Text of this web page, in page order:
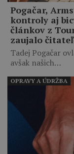
Pogačar,
kontroly aj
článkov z
zaujalo
Tadej Pogačar
avšak našich…
OPRAVY A ÚDRŽBA